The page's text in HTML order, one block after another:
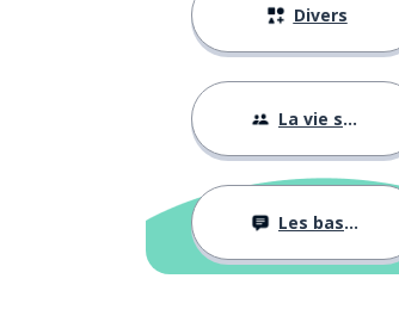
Divers
La vie sociale
Les bases